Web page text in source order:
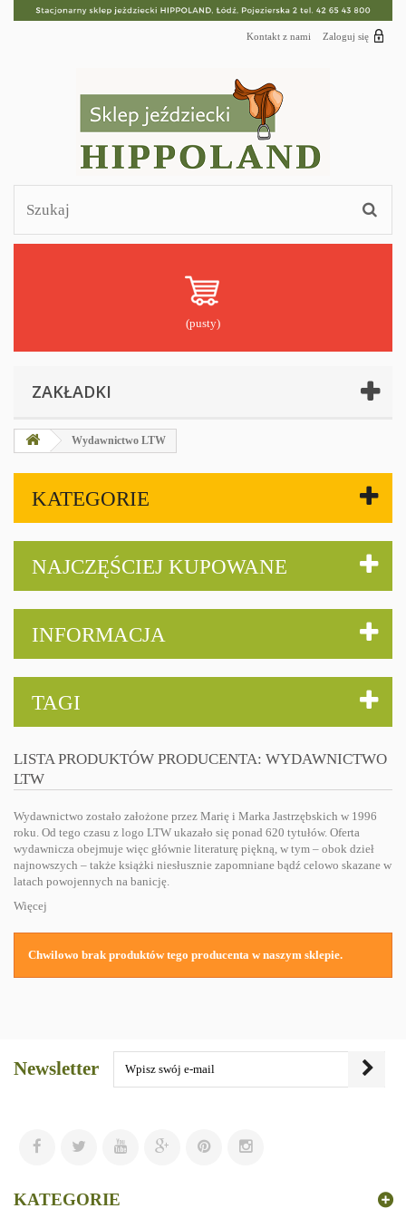
Zaloguj się
Kontakt z nami
(pusty)
ZAKŁADKI
Wydawnictwo LTW
KATEGORIE
NAJCZĘŚCIEJ KUPOWANE
INFORMACJA
TAGI
LISTA PRODUKTÓW PRODUCENTA: WYDAWNICTWO
LTW
Wydawnictwo zostało założone przez Marię i Marka Jastrzębskich w 1996
roku. Od tego czasu z logo LTW ukazało się ponad 620 tytułów. Oferta
wydawnicza obejmuje więc głównie literaturę piękną, w tym – obok dzieł
najnowszych – także książki niesłusznie zapomniane bądź celowo skazane w
latach powojennych na banicję.
Więcej
Chwilowo brak produktów tego producenta w naszym sklepie.
Newsletter
KATEGORIE